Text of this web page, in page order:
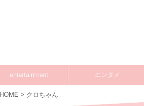
entertainment エンタメ
HOME > クロちゃん